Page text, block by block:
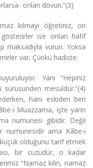
onları dövün.”(3)
kılmayı öğretiniz, on
ise onları hafif
maksadıyla vurun. Yoksa
var. Çünkü hadiste:
mesuldür.”(4)
hani eskiden beri
i Muazzama, işte yarın
numunesi gibidir. Değil
ama Kâbe-i
olduğunu tarif etmek
bir cüzüdür, o kadar
“Namaz kılın, namaz